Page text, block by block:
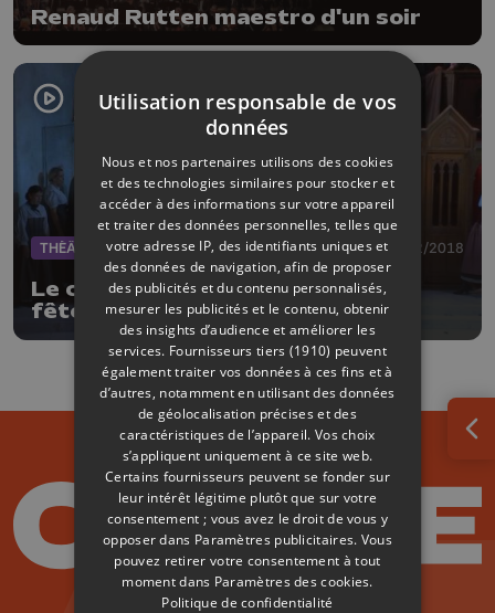
Renaud Rutten maestro d'un soir
THÉÂTRE 21/12/2018
Le comte Ory, à l'Opéra, pour les
fêtes de fin d'année
Utilisation responsable de vos
données
Nous et nos partenaires utilisons des cookies
et des technologies similaires pour stocker et
accéder à des informations sur votre appareil
et traiter des données personnelles, telles que
votre adresse IP, des identifiants uniques et
des données de navigation, afin de proposer
des publicités et du contenu personnalisés,
mesurer les publicités et le contenu, obtenir
des insights d’audience et améliorer les
services. Fournisseurs tiers (1910) peuvent
également traiter vos données à ces fins et à
d’autres, notamment en utilisant des données
de géolocalisation précises et des
caractéristiques de l’appareil. Vos choix
s’appliquent uniquement à ce site web.
Certains fournisseurs peuvent se fonder sur
leur intérêt légitime plutôt que sur votre
consentement ; vous avez le droit de vous y
opposer dans Paramètres publicitaires. Vous
pouvez retirer votre consentement à tout
moment dans Paramètres des cookies.
Politique de confidentialité